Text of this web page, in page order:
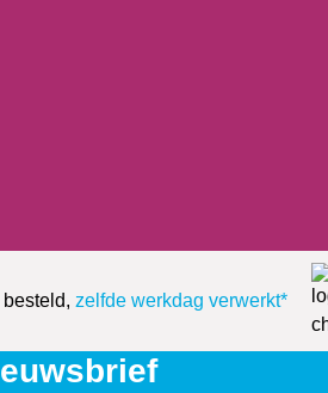
zelfde werkdag verwerkt*